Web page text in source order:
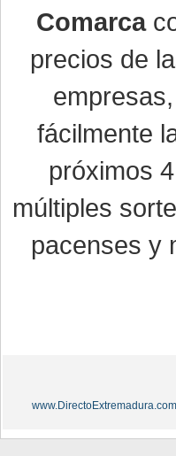
Comarca
precios de
fácilmente
próximos
múltiples
pacenses y
www.DirectoExtremadura.com